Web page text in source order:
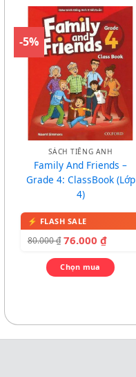
-5%
SÁCH TIẾNG ANH
Family And Friends –
Grade 4: ClassBook (Lớp
4)
80.000₫ 76.000 ₫
Chọn mua